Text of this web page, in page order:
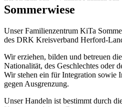
Sommerwiese
Unser Familienzentrum KiTa
des DRK Kreisverband Herford-
Wir erziehen, bilden und betreuen
Nationalität, des Geschlechtes oder
Wir stehen ein für Integration sowie
gegen Ausgrenzung.
Unser Handeln ist bestimmt durch